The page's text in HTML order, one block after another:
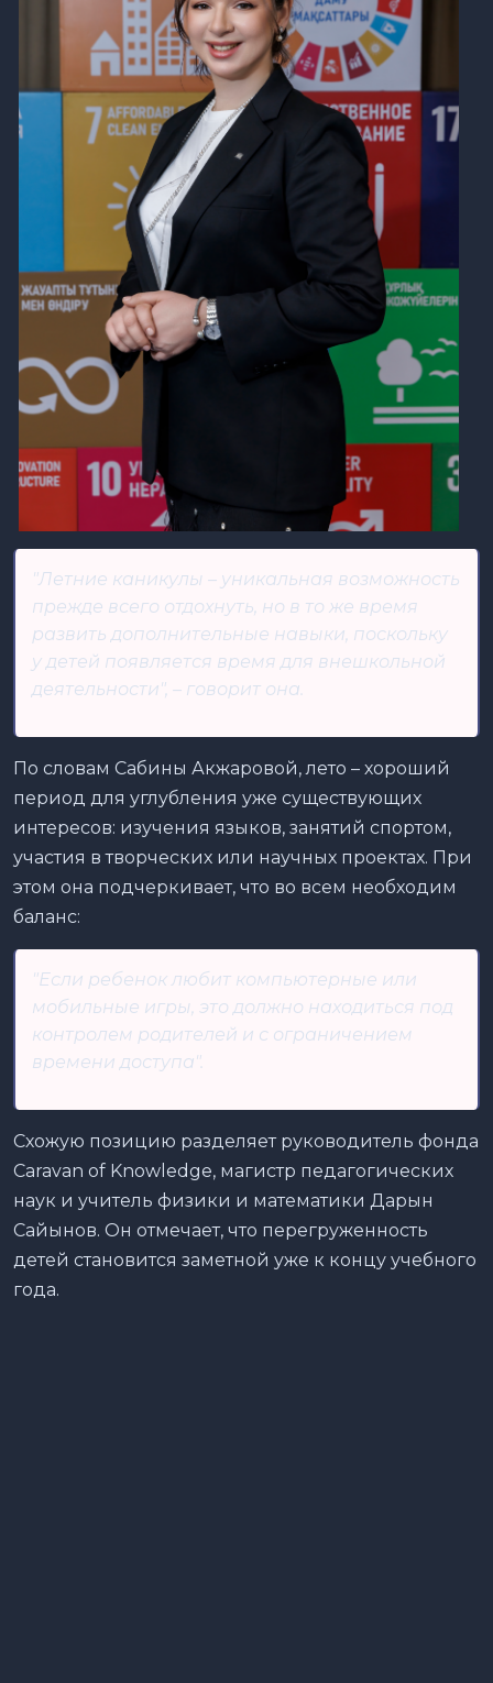
"Летние каникулы – уникальная возможность
прежде всего отдохнуть, но в то же время
развить дополнительные навыки, поскольку
у детей появляется время для внешкольной
деятельности", – говорит она.
По словам Сабины Акжаровой, лето – хороший
период для углубления уже существующих
интересов: изучения языков, занятий спортом,
участия в творческих или научных проектах. При
этом она подчеркивает, что во всем необходим
баланс:
"Если ребенок любит компьютерные или
мобильные игры, это должно находиться под
контролем родителей и с ограничением
времени доступа".
Схожую позицию разделяет руководитель фонда
Caravan of Knowledge, магистр педагогических
наук и учитель физики и математики Дарын
Сайынов. Он отмечает, что перегруженность
детей становится заметной уже к концу учебного
года.